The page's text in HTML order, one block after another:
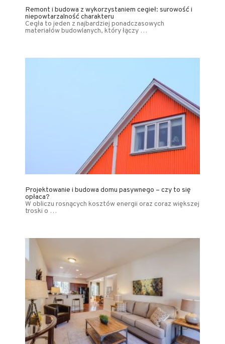
Remont i budowa z wykorzystaniem cegieł: surowość i
niepowtarzalność charakteru
Cegła to jeden z najbardziej ponadczasowych
materiałów budowlanych, który łączy …
Projektowanie i budowa domu pasywnego – czy to się
opłaca?
W obliczu rosnących kosztów energii oraz coraz większej
troski o …